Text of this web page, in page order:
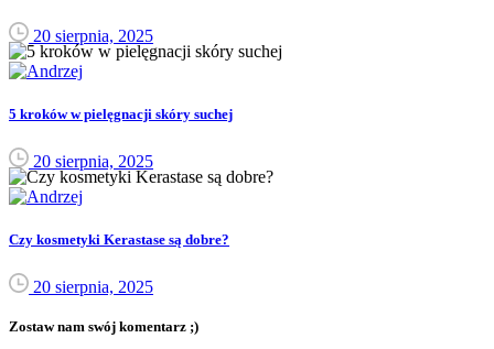
20 sierpnia, 2025
5 kroków w pielęgnacji skóry suchej
20 sierpnia, 2025
Czy kosmetyki Kerastase są dobre?
20 sierpnia, 2025
Zostaw nam swój komentarz ;)